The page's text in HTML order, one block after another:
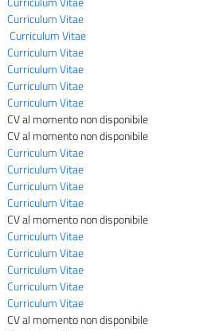
Curriculum Vitae
Curriculum Vitae
Curriculum Vitae
Curriculum Vitae
Curriculum Vitae
Curriculum Vitae
CV al momento non disponibile
CV al momento non disponibile
Curriculum Vitae
Curriculum Vitae
Curriculum Vitae
Curriculum Vitae
CV al momento non disponibile
Curriculum Vitae
Curriculum Vitae
Curriculum Vitae
Curriculum Vitae
Curriculum Vitae
CV al momento non disponibile